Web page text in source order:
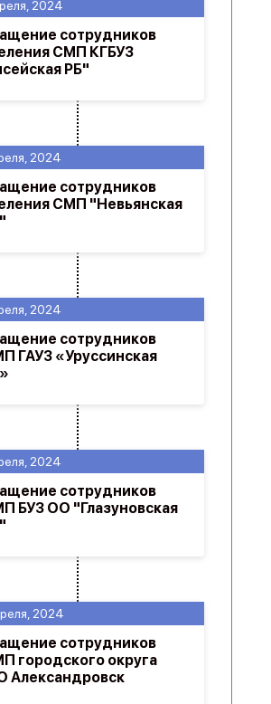
2024
сотрудников
городского округа
Александровск
2024
сотрудников
БУЗ ОО "Глазуновская
2024
сотрудников
ГАУЗ «Уруссинская
2024
сотрудников
СМП "Невьянская
2024
сотрудников
СМП КГБУЗ
РБ"